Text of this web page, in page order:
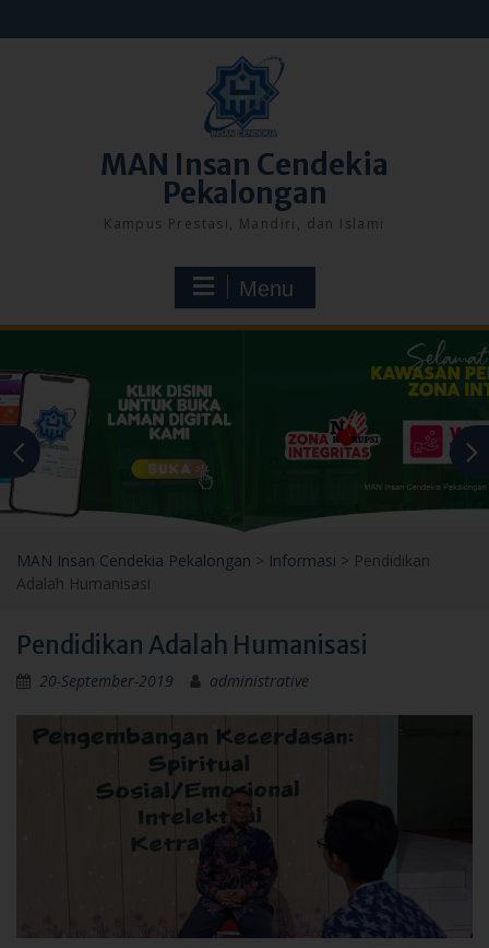
to
MAN Insan Cendekia
Pekalongan
Kampus Prestasi, Mandiri, dan Islami
Menu
MAN Insan Cendekia Pekalongan > Informasi > Pendidikan
Adalah Humanisasi
Pendidikan Adalah Humanisasi
20-September-2019 administrative